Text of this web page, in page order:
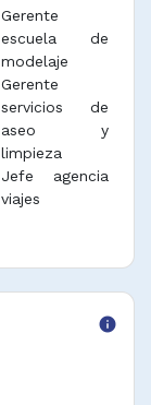
Gerente
escuela de
modelaje
Gerente
servicios de
aseo y
limpieza
Jefe agencia
viajes
info